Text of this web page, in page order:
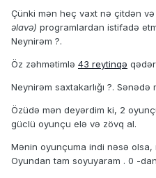
Çünki mən heç vaxt nə çitdən
əlavə) programlardan istifadə
Neynirəm ?.
Öz zəhmətimlə 43 reytinqə qədər
Neynirəm saxtakarlığı ?.
Özüdə mən deyərdim ki, 2
güclü oyunçu elə və zövq al.
Mənin oyunçuma indi nəsə
Oyundan tam soyuyaram . 0 -